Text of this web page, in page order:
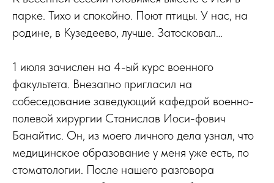
парке. Тихо и спокойно. Поют птицы. У нас, на
родине, в Кузедеево, лучше. Затосковал…
1 июля зачислен на 4-ый курс военного
факультета. Внезапно пригласил на
собеседование заведующий кафедрой военно-
полевой хирургии Станислав Иоси-фович
Банайтис. Он, из моего личного дела узнал, что
медицинское образование у меня уже есть, по
стоматологии. После нашего разговора